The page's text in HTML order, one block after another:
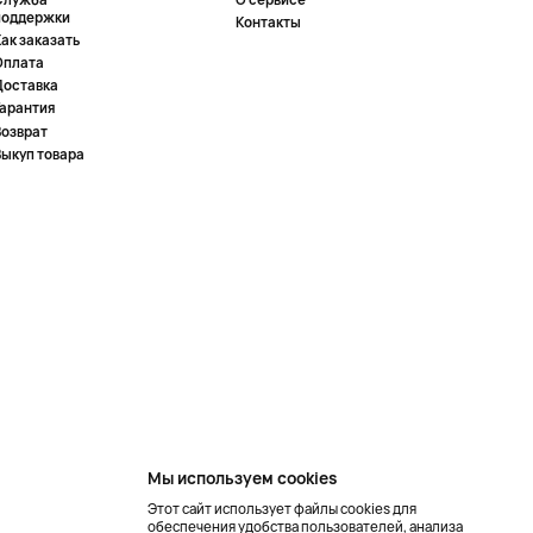
заказать
товара
Контакты
Мы используем cookies
Этот сайт использует файлы cookies для
обеспечения удобства пользователей, анализа